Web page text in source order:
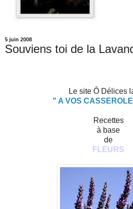
5 juin 2008
Souviens toi de la
Le site Ô Délices
" A VOS
Recettes
à base
de
FLEURS